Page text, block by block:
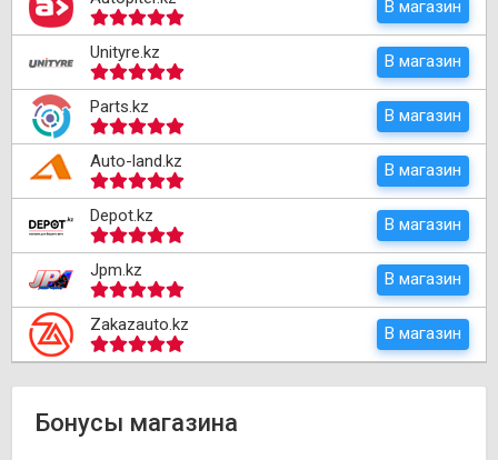
В магазин
Unityre.kz В магазин
Parts.kz В магазин
Auto-land.kz В магазин
Depot.kz В магазин
Jpm.kz В магазин
Zakazauto.kz В магазин
Бонусы магазина